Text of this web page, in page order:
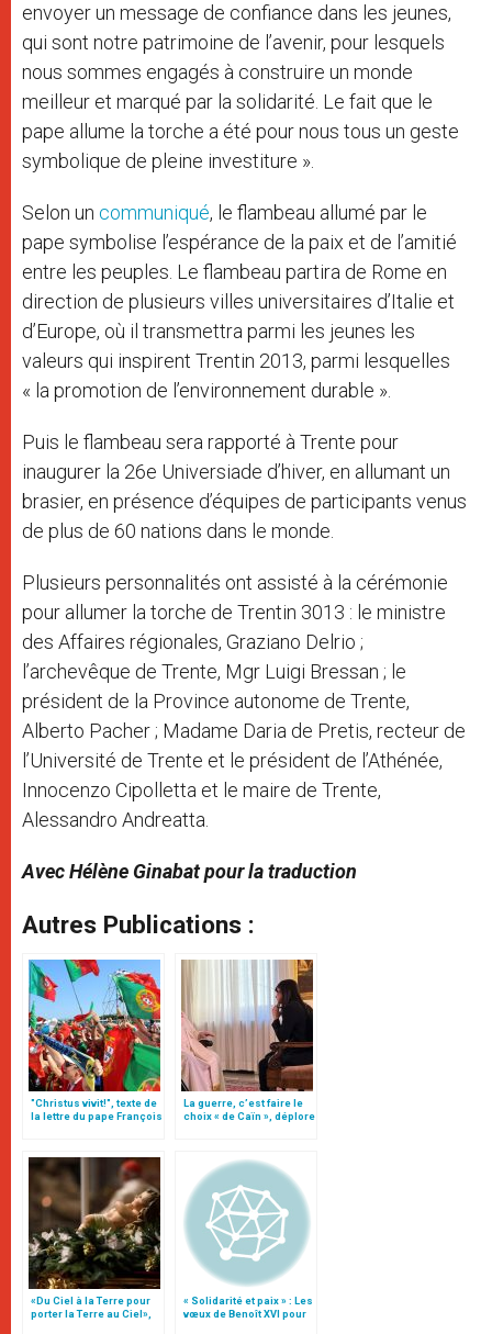
envoyer un message de confiance dans les jeunes,
qui sont notre patrimoine de l’avenir, pour lesquels
nous sommes engagés à construire un monde
meilleur et marqué par la solidarité. Le fait que le
pape allume la torche a été pour nous tous un geste
symbolique de pleine investiture ».
Selon un communiqué, le flambeau allumé par le
pape symbolise l’espérance de la paix et de l’amitié
entre les peuples. Le flambeau partira de Rome en
direction de plusieurs villes universitaires d’Italie et
d’Europe, où il transmettra parmi les jeunes les
valeurs qui inspirent Trentin 2013, parmi lesquelles
« la promotion de l’environnement durable ».
Puis le flambeau sera rapporté à Trente pour
inaugurer la 26e Universiade d’hiver, en allumant un
brasier, en présence d’équipes de participants venus
de plus de 60 nations dans le monde.
Plusieurs personnalités ont assisté à la cérémonie
pour allumer la torche de Trentin 3013 : le ministre
des Affaires régionales, Graziano Delrio ;
l’archevêque de Trente, Mgr Luigi Bressan ; le
président de la Province autonome de Trente,
Alberto Pacher ; Madame Daria de Pretis, recteur de
l’Université de Trente et le président de l’Athénée,
Innocenzo Cipolletta et le maire de Trente,
Alessandro Andreatta.
Avec Hélène Ginabat pour la traduction
Autres Publications :
"Christus vivit!", texte de
la lettre du pape François
La guerre, c’est faire le
choix « de Caïn », déplore
«Du Ciel à la Terre pour
porter la Terre au Ciel»,
« Solidarité et paix » : Les
vœux de Benoît XVI pour